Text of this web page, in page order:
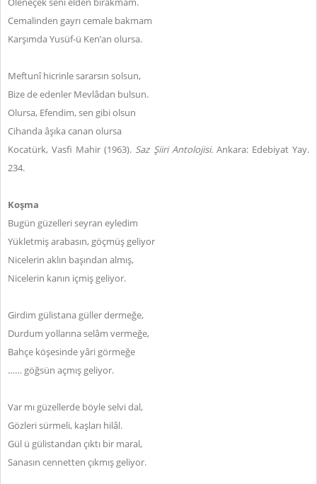
Cemalinden gayrı cemale bakmam
Karşımda Yusüf-ü Ken’an olursa.
Meftunî hicrinle sararsın solsun,
Bize de edenler Mevlâdan bulsun.
Olursa, Efendim, sen gibi olsun
Cihanda âşıka canan olursa
Kocatürk, Vasfi Mahir (1963). Saz Şiiri Antolojisi.Ankara: Edebiyat Yay.
234.
Koşma
Bugün güzelleri seyran eyledim
Yükletmiş arabasın, göçmüş geliyor
Nicelerin aklın başından almış,
Nicelerin kanın içmiş geliyor.
Girdim gülistana güller dermeğe,
Durdum yollarına selâm vermeğe,
Bahçe köşesinde yâri görmeğe
…… göğsün açmış geliyor.
Var mı güzellerde böyle selvi dal,
Gözleri sürmeli, kaşları hilâl.
Gül ü gülistandan çıktı bir maral,
Sanasın cennetten çıkmış geliyor.